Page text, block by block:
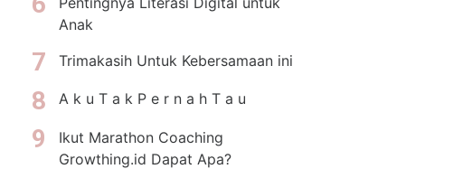
Anak
Trimakasih Untuk Kebersamaan ini
A k u T a k P e r n a h T a u
Ikut Marathon Coaching
Growthing.id Dapat Apa?